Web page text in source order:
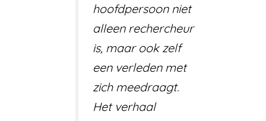
hoofdpersoon niet
alleen rechercheur
is, maar ook zelf
een verleden met
zich meedraagt.
Het verhaal